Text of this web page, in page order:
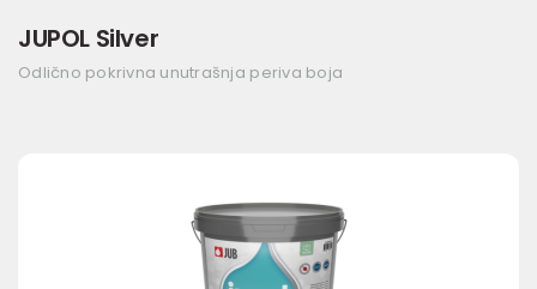
JUPOL Silver
Odlično pokrivna unutrašnja periva boja